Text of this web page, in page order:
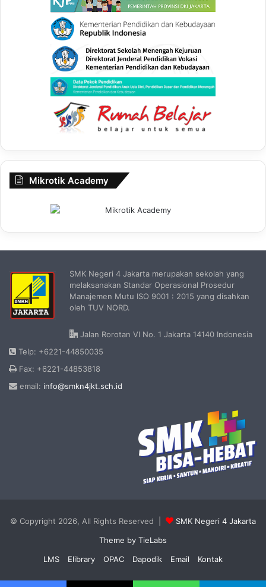
Mikrotik Academy
SMK Negeri 4 Jakarta merupakan sekolah yang
melaksanakan Standar Operasional Prosedur
Manajemen Mutu ISO 9001 : 2015 yang disahkan
oleh TUV NORD.
Jalan Rorotan VI No. 1 Jakarta 14140 Indonesia
Telp: +6221-44850035
Fax: +6221-44853818
email: info@smkn4jkt.sch.id
© Copyright 2026, All Rights Reserved |
SMK Negeri 4 Jakarta
Theme by TieLabs
LMS
Elibrary OPAC Dapodik Email Kontak